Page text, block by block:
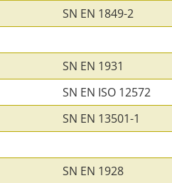
SN EN 1849-2
SN EN 1931
SN EN ISO 12572
SN EN 13501-1
SN EN 1928